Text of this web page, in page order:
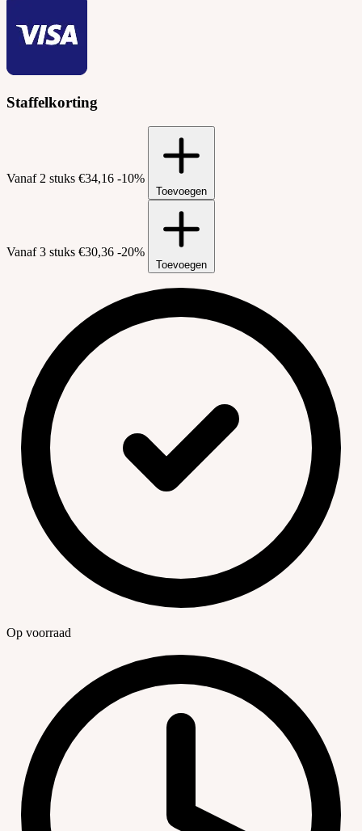
Staffelkorting
Vanaf 2 stuks €34,16 -10%
Toevoegen
Vanaf 3 stuks €30,36 -20%
Toevoegen
Op voorraad